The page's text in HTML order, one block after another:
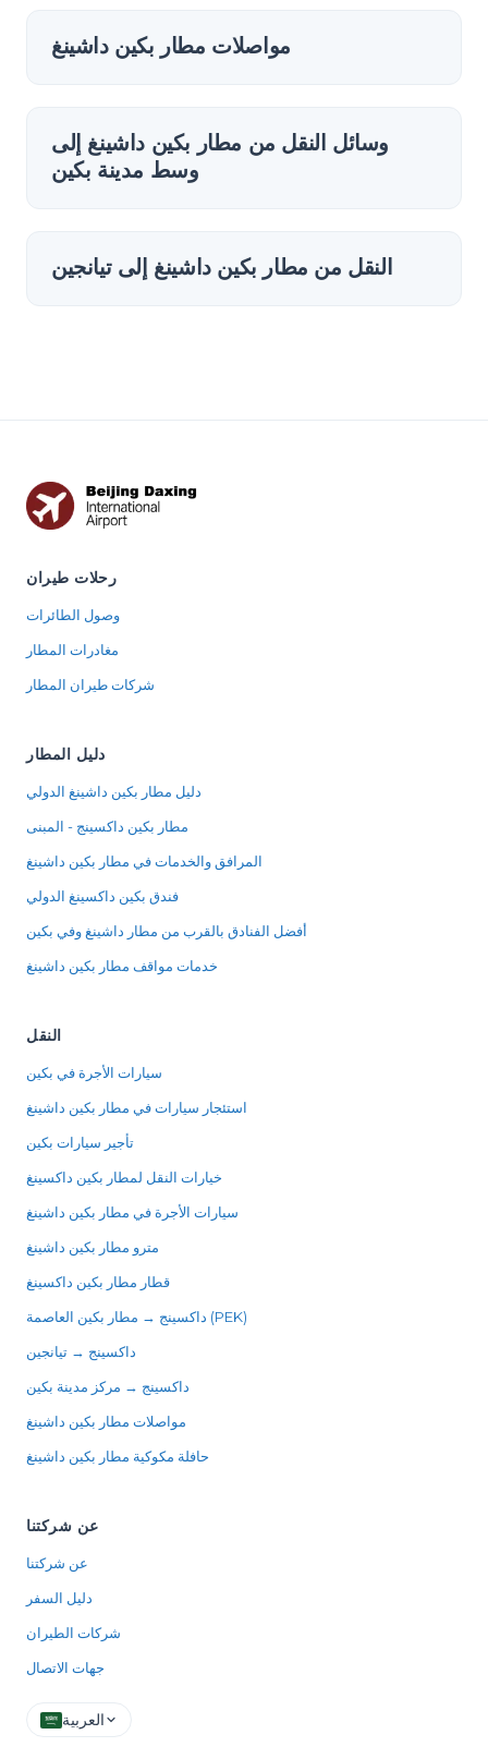
مواصلات مطار بكين داشينغ
وسائل النقل من مطار بكين داشينغ إلى
وسط مدينة بكين
النقل من مطار بكين داشينغ إلى تيانجين
رحلات طيران
وصول الطائرات
مغادرات المطار
شركات طيران المطار
دليل المطار
دليل مطار بكين داشينغ الدولي
مطار بكين داكسينج - المبنى
المرافق والخدمات في مطار بكين داشينغ
فندق بكين داكسينغ الدولي
أفضل الفنادق بالقرب من مطار داشينغ وفي بكين
خدمات مواقف مطار بكين داشينغ
النقل
سيارات الأجرة في بكين
استئجار سيارات في مطار بكين داشينغ
تأجير سيارات بكين
خيارات النقل لمطار بكين داكسينغ
سيارات الأجرة في مطار بكين داشينغ
مترو مطار بكين داشينغ
قطار مطار بكين داكسينغ
داكسينج → مطار بكين العاصمة (PEK)
داكسينج → تيانجين
داكسينج → مركز مدينة بكين
مواصلات مطار بكين داشينغ
حافلة مكوكية مطار بكين داشينغ
عن شركتنا
عن شركتنا
دليل السفر
شركات الطيران
جهات الاتصال
العربية